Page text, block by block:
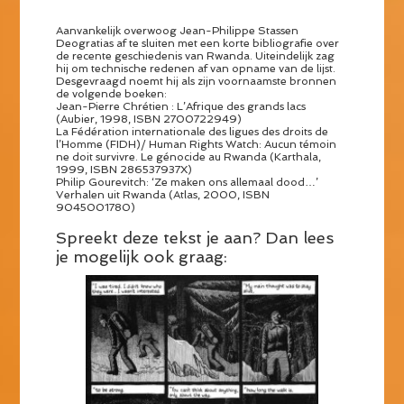
Aanvankelijk overwoog Jean-Philippe Stassen
Deogratias af te sluiten met een korte bibliografie over
de recente geschiedenis van Rwanda. Uiteindelijk zag
hij om technische redenen af van opname van de lijst.
Desgevraagd noemt hij als zijn voornaamste bronnen
de volgende boeken:
Jean-Pierre Chrétien : L’Afrique des grands lacs
(Aubier, 1998, ISBN 2700722949)
La Fédération internationale des ligues des droits de
l’Homme (FIDH)/ Human Rights Watch: Aucun témoin
ne doit survivre. Le génocide au Rwanda (Karthala,
1999, ISBN 286537937X)
Philip Gourevitch: ‘Ze maken ons allemaal dood…’
Verhalen uit Rwanda (Atlas, 2000, ISBN
9045001780)
Spreekt deze tekst je aan? Dan lees
je mogelijk ook graag: